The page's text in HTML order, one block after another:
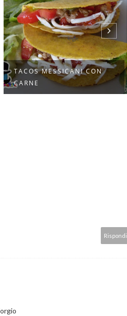
TACOS MESSICANI CON
CARNE
Rispondi